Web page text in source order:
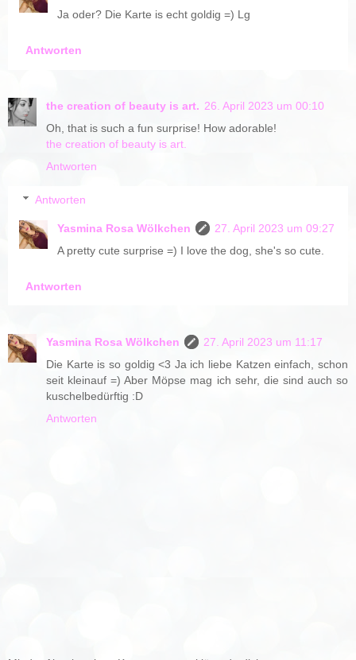
Ja oder? Die Karte is echt goldig =) Lg
Antworten
the creation of beauty is art. 26. April 2023 um 00:10
Oh, that is such a fun surprise! How adorable!
the creation of beauty is art.
Antworten
Antworten
Yasmina Rosa Wölkchen
27. April 2023 um 09:27
A pretty cute surprise =) I love the dog, she's so cute.
Antworten
Yasmina Rosa Wölkchen
27. April 2023 um 11:17
Die Karte is so goldig <3 Ja ich liebe Katzen einfach, schon
seit kleinauf =) Aber Möpse mag ich sehr, die sind auch so
kuschelbedürftig :D
Antworten